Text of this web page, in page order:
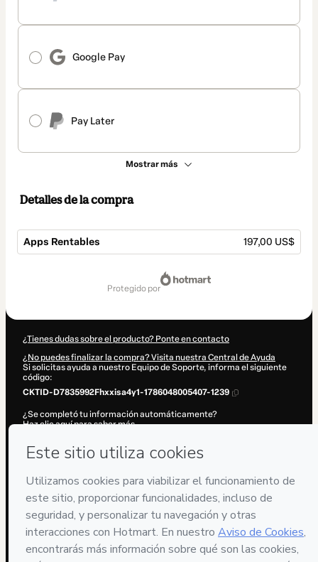
Google Pay
Pay Later
Mostrar más
Detalles de la compra
Apps Rentables 197,00 US$
protegido por
¿Tienes dudas sobre el producto? Ponte en contacto
¿No puedes finalizar la compra? Visita nuestra Central de Ayuda
Si solicitas ayuda a nuestro Equipo de Soporte, informa el siguiente
código:
CKTID-D7835992Fhxxisa4y1-1786048005407-1239
¿Se completó tu información automáticamente?
Haz clic aquí para saber más.
está procesando este pedido en nombre deOscar Orozco
de Hotmarty (iii) soy mayor de edad o autorizado y acompañado por
un tutor legal.
Más información sobre tu compra aquí.
Hotmart ©2026- Todos los derechos reservados